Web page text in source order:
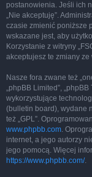
postanowienia. Jeśli ich
„Nie akceptuję”.
czasie zmienić poniższe
wskazane jest, aby
Korzystanie z witryny
akceptujesz te zmiany
Nasze fora zwane też
„phpBB Limited”,
wykorzystujące
(bulletin board), wydane
też „GPL”.
www.phpbb.com.
internet, a jego autorzy
jego pomocą. Więcej
https://www.phpbb.com/.